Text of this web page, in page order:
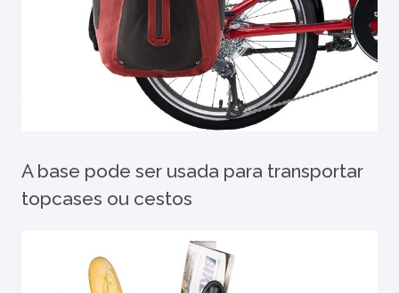
A base pode ser usada para transportar
topcases ou cestos